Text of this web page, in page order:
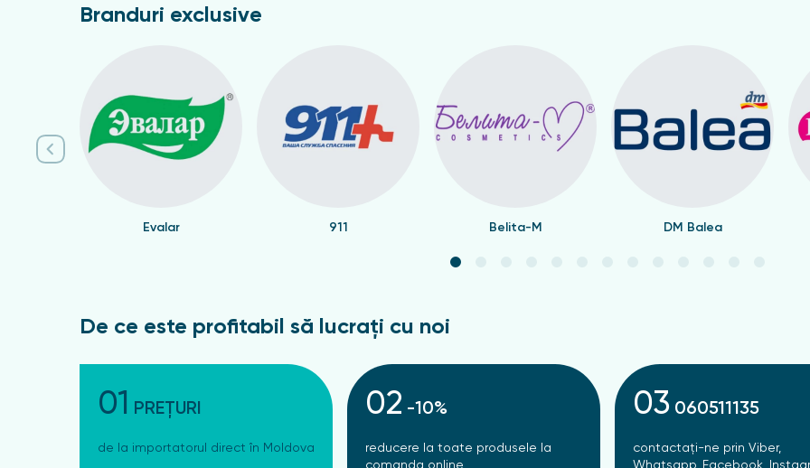
Branduri exclusive
Evalar 911 Belita-M DM Balea
De ce este profitabil să lucrați cu noi
01 PREȚURI
de la importatorul direct în Moldova
02 -10%
reducere la toate produsele la
comanda online
03 060511135
contactați-ne prin Viber,
Whatsapp, Facebook,